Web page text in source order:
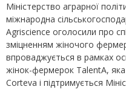
Міністерство аграрної
міжнародна
Agriscience оголосили про
зміцненням жіночого
впроваджується в рамках
жінок-фермерок TalentA, яка
Corteva і підтримується